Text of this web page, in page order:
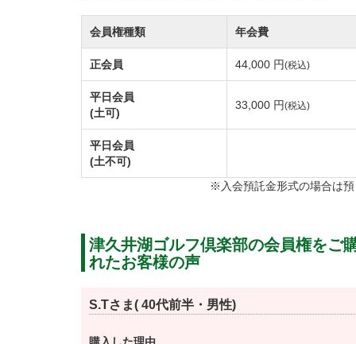
神奈川県北部に位置する相模原市の豊かな
設計は和泉一介氏。袖ヶ浦カンツリー倶楽
著名設計家。
相模湖、津久井湖、丹沢山地の豊かな自然
フェアウェイは若干狭めですが、四季折々
イアウト。
グリーンはベント2グリーン。りんどうコ
白ゆりコースは距離感、狙いを定めたショ
開場当時の趣きが残る山吹コースは距離は
津久井湖ゴルフ倶楽部では毎年1月中旬～2
薔薇コースは白ゆりコースの1・2番と8・9
会員権種類 年会費
正会員 44,000 円(税込)
平日会員
(土可)
33,000 円(税込)
平日会員
(土不可)
※入会預託金形式の場合は
津久井湖ゴルフ倶楽部の会員権をご
れたお客様の声
S.Tさま( 40代前半・男性)